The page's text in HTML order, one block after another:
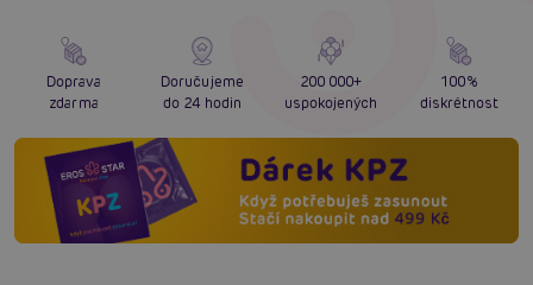
Doprava
zdarma
Doručujeme
do 24 hodin
200 000+
uspokojených
100%
diskrétnost